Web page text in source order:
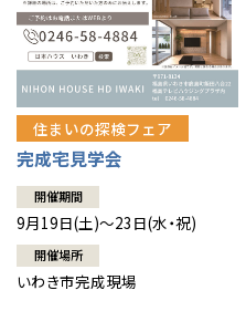
住まいの探検フェア
完成宅見学会
開催期間
9月19日(土)～23日(水・祝)
開催場所
いわき市完成現場